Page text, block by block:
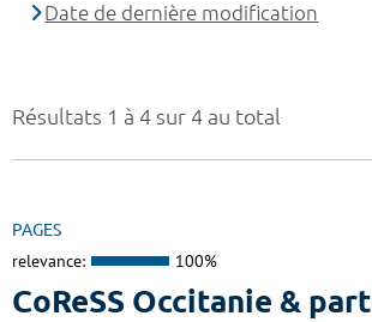
Résultats 1 à 4 sur 4 au total
PAGES
relevance: 100%
CoReSS Occitanie &
Date de dernière modification